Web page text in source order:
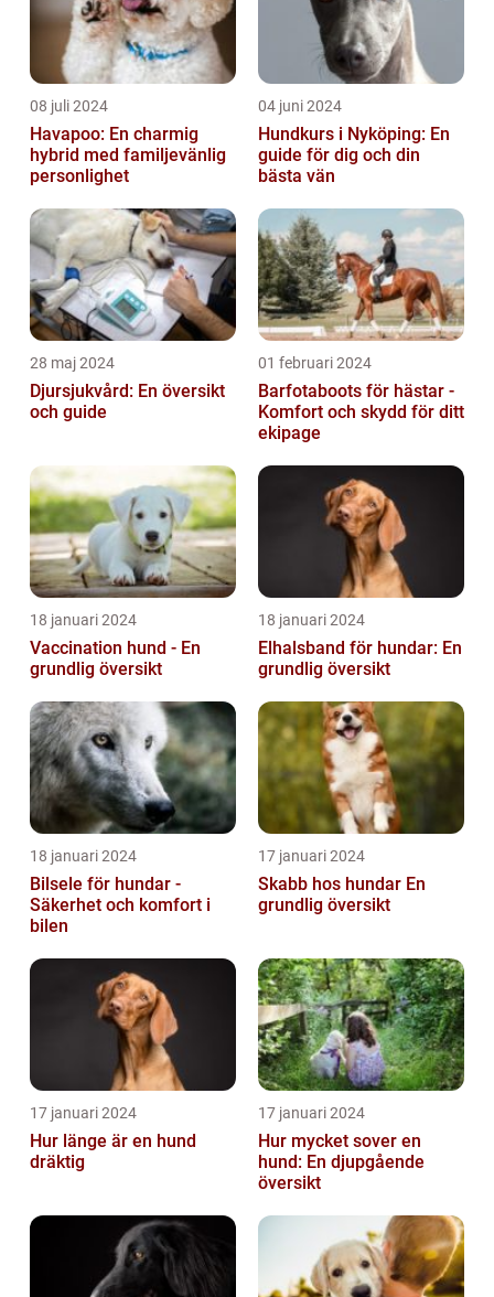
08 juli 2024
Havapoo: En charmig
hybrid med familjevänlig
personlighet
04 juni 2024
Hundkurs i Nyköping: En
guide för dig och din
bästa vän
28 maj 2024
Djursjukvård: En översikt
och guide
01 februari 2024
Barfotaboots för hästar -
Komfort och skydd för ditt
ekipage
18 januari 2024
Vaccination hund - En
grundlig översikt
18 januari 2024
Elhalsband för hundar: En
grundlig översikt
18 januari 2024
Bilsele för hundar -
Säkerhet och komfort i
bilen
17 januari 2024
Skabb hos hundar En
grundlig översikt
17 januari 2024
Hur länge är en hund
dräktig
17 januari 2024
Hur mycket sover en
hund: En djupgående
översikt